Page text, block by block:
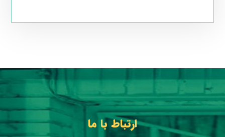
ارتباط با ما